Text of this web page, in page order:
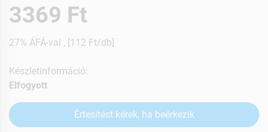
3369 Ft
27% ÁFÁ-val , [112 Ft/db]
Készletinformáció:
Elfogyott
Értesítést kérek, ha beérkezik